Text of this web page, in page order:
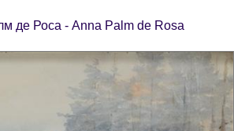
де Роса - Anna Palm de Rosa